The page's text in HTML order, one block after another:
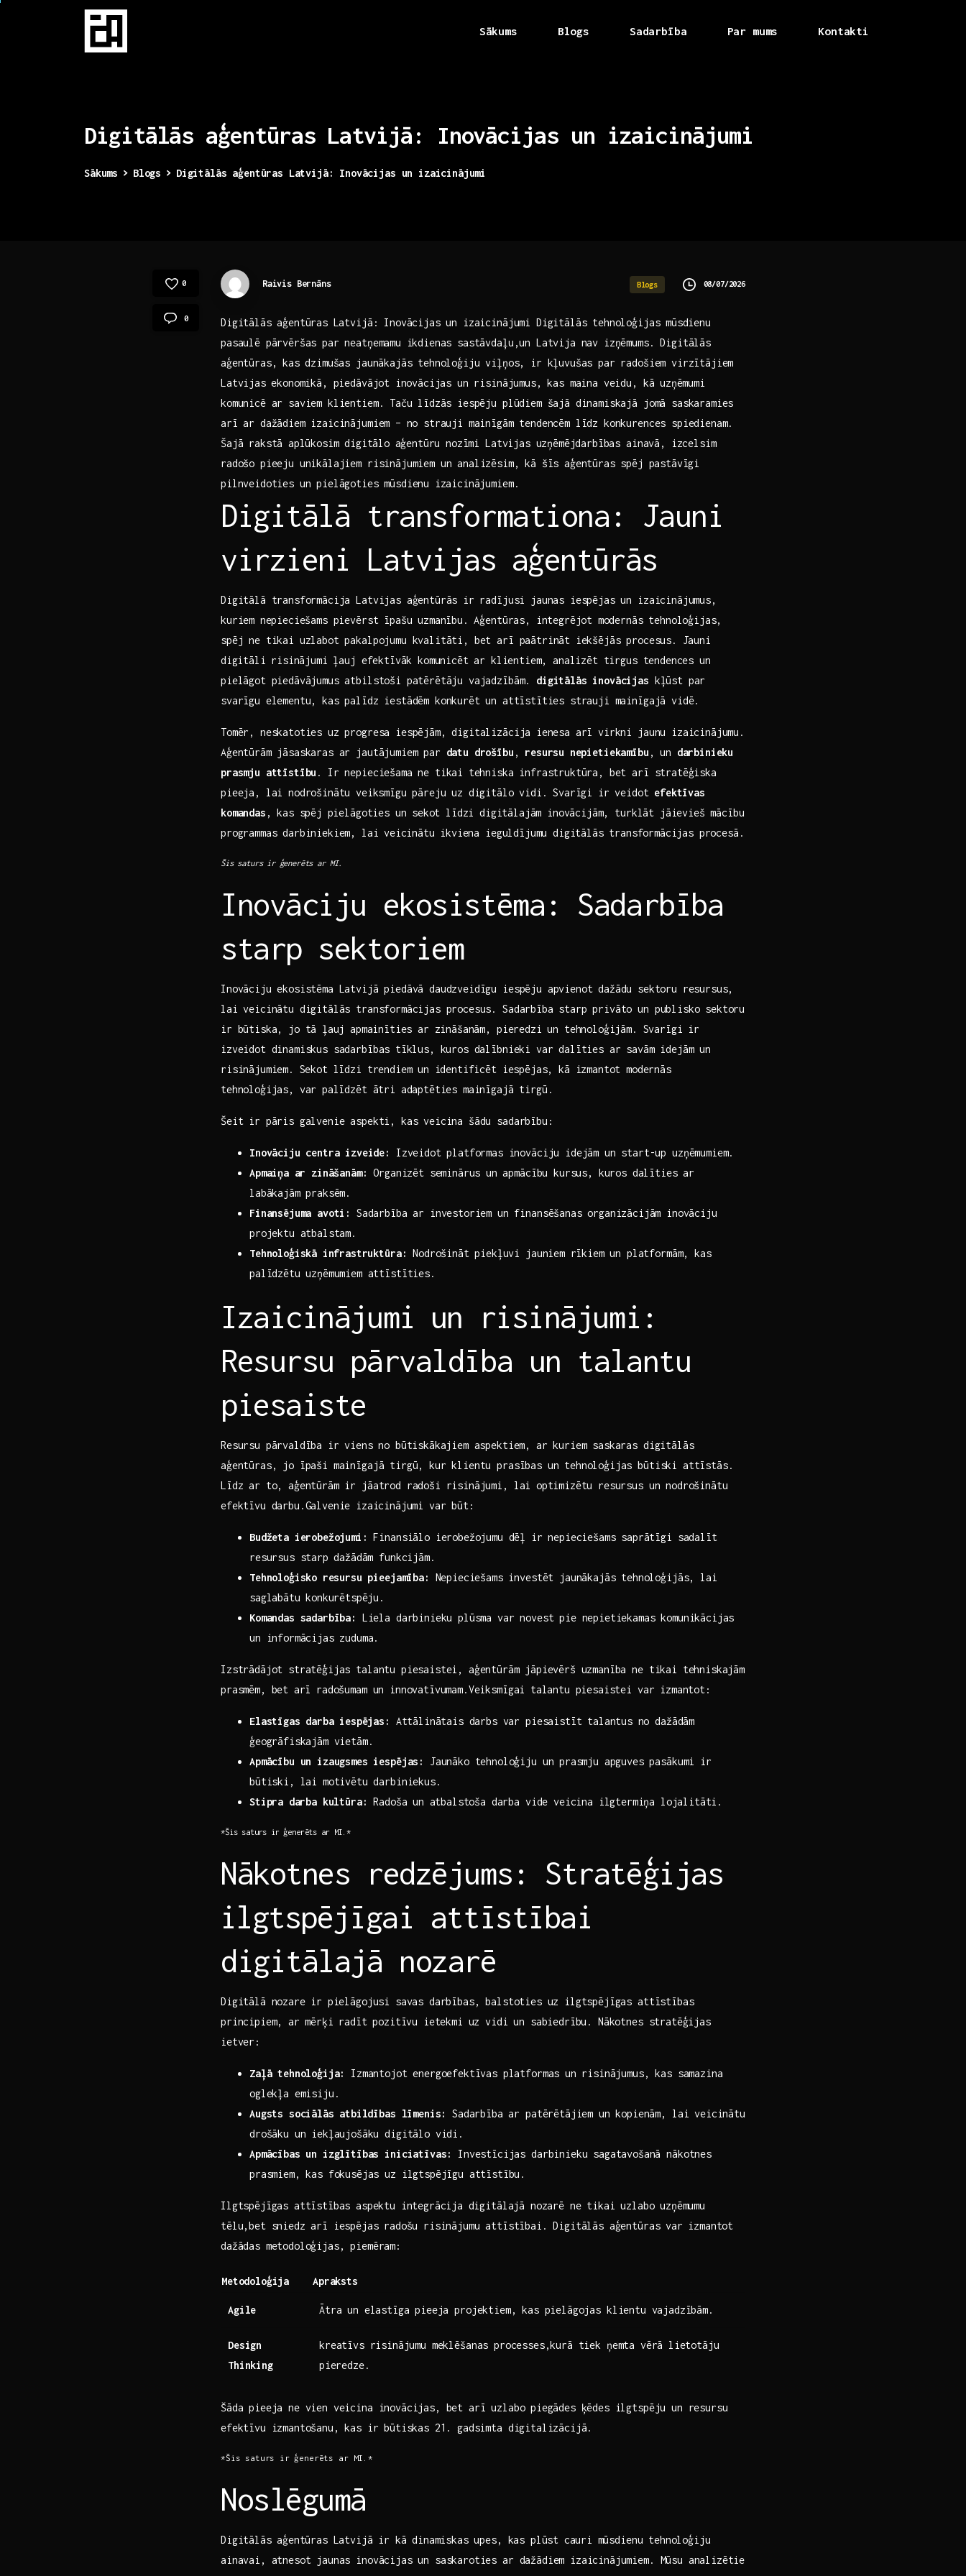
Sākums Blogs Sadarbība Par mums Kontakti
Digitālās aģentūras Latvijā: Inovācijas un izaicinājumi
Sākums Blogs Digitālās aģentūras Latvijā: Inovācijas un izaicinājumi
0
0
Raivis Bernāns Blogs 08/07/2026
Digitālās aģentūras⁤ Latvijā: Inovācijas un izaicinājumi Digitālās tehnoloģijas ⁣mūsdienu⁤
pasaulē pārvēršas par neatņemamu⁣ ikdienas sastāvdaļu,un Latvija nav izņēmums. Digitālās
aģentūras, kas ⁣dzimušas jaunākajās ‌tehnoloģiju viļņos, ir kļuvušas​ par radošiem virzītājiem
Latvijas⁤ ekonomikā, ‍piedāvājot⁣ inovācijas un risinājumus, kas maina veidu,‌ kā⁢ uzņēmumi
komunicē ar saviem klientiem. Taču ⁢līdzās iespēju‍ plūdiem šajā dinamiskajā jomā saskaramies
arī ar dažādiem izaicinājumiem –⁢ no strauji mainīgām ‌tendencēm līdz konkurences spiedienam.⁢
Šajā rakstā⁤ aplūkosim ⁤digitālo⁢ aģentūru nozīmi Latvijas ‌uzņēmējdarbības ainavā, izcelsim
radošo pieeju unikālajiem risinājumiem un analizēsim, ⁣kā šīs​ aģentūras ⁣spēj ‍pastāvīgi‍
pilnveidoties un ‍pielāgoties mūsdienu ⁤izaicinājumiem.
Digitālā transformationa: ‍Jauni​
virzieni Latvijas ⁤aģentūrās
Digitālā transformācija Latvijas aģentūrās ir⁣ radījusi jaunas iespējas un izaicinājumus,
kuriem ⁢nepieciešams pievērst īpašu uzmanību. ⁣Aģentūras, integrējot ⁤modernās tehnoloģijas,
spēj ne tikai uzlabot pakalpojumu kvalitāti, bet arī paātrināt⁣ iekšējās‍ procesus. ⁣Jauni
⁤digitāli ⁢risinājumi ļauj efektīvāk komunicēt ar⁣ klientiem, analizēt ‌tirgus​ tendences un
pielāgot piedāvājumus atbilstoši patērētāju vajadzībām. digitālās inovācijas kļūst par
svarīgu elementu, kas ​palīdz iestādēm konkurēt un ⁤attīstīties strauji mainīgajā vidē.
Tomēr, neskatoties uz progresa iespējām, ‌digitalizācija⁢ ienesa arī virkni jaunu izaicinājumu.
Aģentūrām jāsaskaras ar jautājumiem​ par datu drošību ,⁤ resursu ⁢nepietiekamību , un‍ darbinieku⁤
prasmju attīstību . Ir nepieciešama​ ne tikai⁣ tehniska infrastruktūra, bet arī stratēģiska
pieeja, ​lai nodrošinātu ⁤veiksmīgu‍ pāreju uz digitālo vidi.⁢ Svarīgi⁣ ir veidot‍ efektīvas
komandas , kas ⁣spēj⁢ pielāgoties‍ un⁤ sekot‌ līdzi⁤ digitālajām inovācijām, turklāt jāievieš mācību
programmas darbiniekiem,⁣ lai⁢ veicinātu⁣ ikviena ieguldījumu ‍digitālās⁢ transformācijas procesā.
Šis ​saturs ir⁢ ģenerēts ar‍ MI.
Inovāciju ekosistēma: Sadarbība
starp sektoriem
Inovāciju ekosistēma Latvijā piedāvā daudzveidīgu‍ iespēju apvienot ​dažādu⁢ sektoru ‌resursus, ​
lai veicinātu digitālās transformācijas ​procesus. Sadarbība starp‍ privāto un publisko‍ sektoru
ir būtiska, jo tā⁢ ļauj⁤ apmainīties​ ar ‍zināšanām, ‍pieredzi un‍ tehnoloģijām.⁢ Svarīgi ir‌
izveidot dinamiskus sadarbības⁢ tīklus,‍ kuros dalībnieki var dalīties ar savām idejām un
‌risinājumiem. ⁣Sekot līdzi​ trendiem ⁣un ‌identificēt iespējas, kā izmantot⁢ modernās
tehnoloģijas,‌ var ⁣palīdzēt ātri adaptēties mainīgajā tirgū.
Šeit ir​ pāris ‍galvenie aspekti, kas veicina šādu sadarbību:
Inovāciju centra izveide:
Izveidot platformas inovāciju idejām un start-up ​uzņēmumiem.
Apmaiņa⁤ ar zināšanām: Organizēt ‍seminārus un ⁤apmācību kursus, kuros dalīties ar
labākajām praksēm.
Finansējuma avoti:
Sadarbība ar investoriem un finansēšanas organizācijām⁤ inovāciju
projektu atbalstam.
Tehnoloģiskā ⁢infrastruktūra: ‌Nodrošināt‍ piekļuvi jauniem⁢ rīkiem un platformām, kas
palīdzētu uzņēmumiem attīstīties.
Izaicinājumi⁣ un risinājumi:
Resursu ‍pārvaldība‌ un talantu
piesaiste
Resursu​ pārvaldība ⁣ir ​viens no ​būtiskākajiem​ aspektiem, ar kuriem saskaras digitālās ​
aģentūras,‌ jo īpaši mainīgajā tirgū, kur‌ klientu prasības un tehnoloģijas būtiski attīstās.‍
Līdz ar to,​ aģentūrām ir ​jāatrod radoši risinājumi, lai ⁢optimizētu resursus un nodrošinātu
efektīvu darbu.Galvenie ⁣izaicinājumi ‍var ⁣būt:
Budžeta ierobežojumi: Finansiālo ierobežojumu ‍dēļ⁢ ir nepieciešams saprātīgi ‌sadalīt
resursus ​starp⁤ dažādām funkcijām.
Tehnoloģisko⁢ resursu pieejamība:
Nepieciešams investēt jaunākajās tehnoloģijās, lai
‌saglabātu ⁤konkurētspēju.
Komandas sadarbība:
Liela darbinieku plūsma var novest pie nepietiekamas komunikācijas
un informācijas‍ zuduma.
Izstrādājot​ stratēģijas talantu piesaistei, aģentūrām⁢ jāpievērš uzmanība ne ‍tikai‍ tehniskajām⁢
prasmēm, bet⁢ arī‍ radošumam un innovatīvumam.Veiksmīgai⁣ talantu piesaistei var​ izmantot:
Elastīgas ‌darba ⁤iespējas:
Attālinātais‍ darbs var​ piesaistīt talantus⁢ no dažādām⁢
ģeogrāfiskajām vietām.
Apmācību​ un izaugsmes iespējas:
Jaunāko tehnoloģiju un⁢ prasmju ‌apguves pasākumi ⁢ir⁤
būtiski, lai motivētu darbiniekus.
Stipra⁣ darba ​kultūra: Radoša ⁣un atbalstoša darba vide veicina ilgtermiņa⁢ lojalitāti.
*Šis saturs ⁣ir ģenerēts ar MI.*
Nākotnes‌ redzējums: Stratēģijas
⁢ilgtspējīgai attīstībai
digitālajā nozarē
Digitālā nozare ⁣ir pielāgojusi savas​ darbības, balstoties uz ilgtspējīgas attīstības
principiem,⁣ ar mērķi radīt ⁣pozitīvu ietekmi uz vidi un sabiedrību. Nākotnes‍ stratēģijas​
ietver:
Zaļā tehnoloģija:
Izmantojot energoefektīvas platformas ⁢un risinājumus, kas samazina
oglekļa emisiju.
Augsts sociālās ⁣atbildības līmenis:
Sadarbība ar patērētājiem un kopienām, lai veicinātu⁢
drošāku un ‌iekļaujošāku‍ digitālo ‍vidi.
Apmācības un izglītības iniciatīvas:
Investīcijas darbinieku sagatavošanā nākotnes
prasmiem, kas‍ fokusējas uz‍ ilgtspējīgu attīstību.
Ilgtspējīgas attīstības ⁣aspektu integrācija ⁤digitālajā nozarē ne tikai ‍uzlabo uzņēmumu⁤
tēlu,bet sniedz arī iespējas ⁣radošu risinājumu attīstībai. Digitālās aģentūras⁢ var izmantot
dažādas metodoloģijas, ‌piemēram:
Metodoloģija Apraksts
Agile Ātra un elastīga pieeja projektiem, kas pielāgojas klientu vajadzībām.
Design⁤
Thinking
kreatīvs risinājumu meklēšanas processes,kurā tiek ņemta vērā⁣ lietotāju
⁢pieredze.
Šāda pieeja ne ​vien veicina inovācijas, bet arī uzlabo⁤ piegādes ķēdes ilgtspēju un resursu
efektīvu​ izmantošanu, ⁤kas ​ir būtiskas 21. ‌gadsimta‍ digitalizācijā.
*Šis saturs ir ⁤ģenerēts ar MI.*
Noslēgumā
Digitālās ⁤aģentūras Latvijā​ ir kā⁢ dinamiskas upes,‌ kas plūst ⁢cauri ⁢mūsdienu tehnoloģiju
ainavai, ‍atnesot jaunas inovācijas un‍ saskaroties​ ar dažādiem izaicinājumiem. Mūsu analizētie